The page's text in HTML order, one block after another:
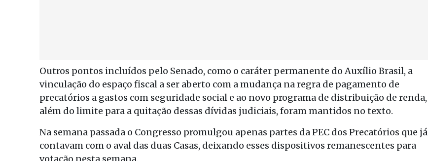
Outros pontos incluídos pelo Senado, como o caráter permanente do Auxílio Brasil, a
vinculação do espaço fiscal a ser aberto com a mudança na regra de pagamento de
precatórios a gastos com seguridade social e ao novo programa de distribuição de renda,
além do limite para a quitação dessas dívidas judiciais, foram mantidos no texto.
Na semana passada o Congresso promulgou apenas partes da PEC dos Precatórios que já
contavam com o aval das duas Casas, deixando esses dispositivos remanescentes para